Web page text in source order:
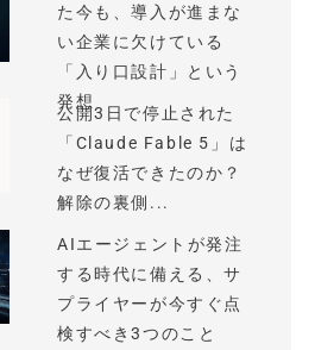
た今も、導入が進まな
い企業に欠けている
「入り口設計」という
発想
公開3日で停止された
「Claude Fable 5」は
なぜ復活できたのか？
解除の裏側...
AIエージェントが発注
する時代に備える、サ
プライヤーが今すぐ点
検すべき3つのこと